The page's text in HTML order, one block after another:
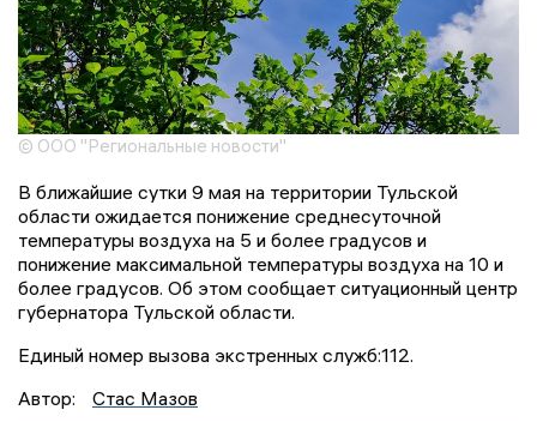
© ООО "Региональные новости"
В ближайшие сутки 9 мая на территории Тульской
области ожидается понижение среднесуточной
температуры воздуха на 5 и более градусов и
понижение максимальной температуры воздуха на 10 и
более градусов. Об этом сообщает ситуационный центр
губернатора Тульской области.
Единый номер вызова экстренных служб:112.
Автор:
Стас Мазов